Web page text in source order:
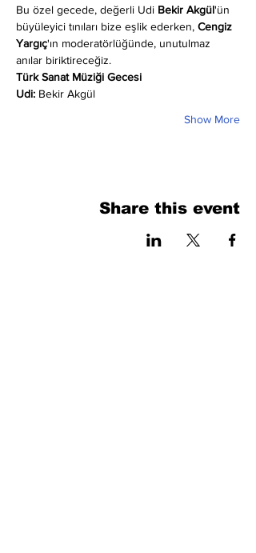
Bu özel gecede, değerli Udi Bekir Akgül'ün
büyüleyici tınıları bize eşlik ederken, Cengiz
Yargıç'ın moderatörlüğünde, unutulmaz
anılar biriktireceğiz.
Türk Sanat Müziği Gecesi
Udi: Bekir Akgül
Show More
Share this event